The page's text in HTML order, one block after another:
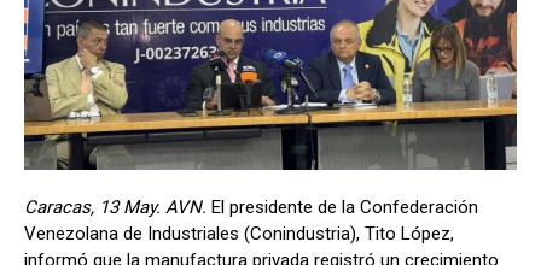
Caracas, 13 May. AVN. El presidente de la Confederación
Venezolana de Industriales (Conindustria), Tito López,
informó que la manufactura privada registró un crecimiento